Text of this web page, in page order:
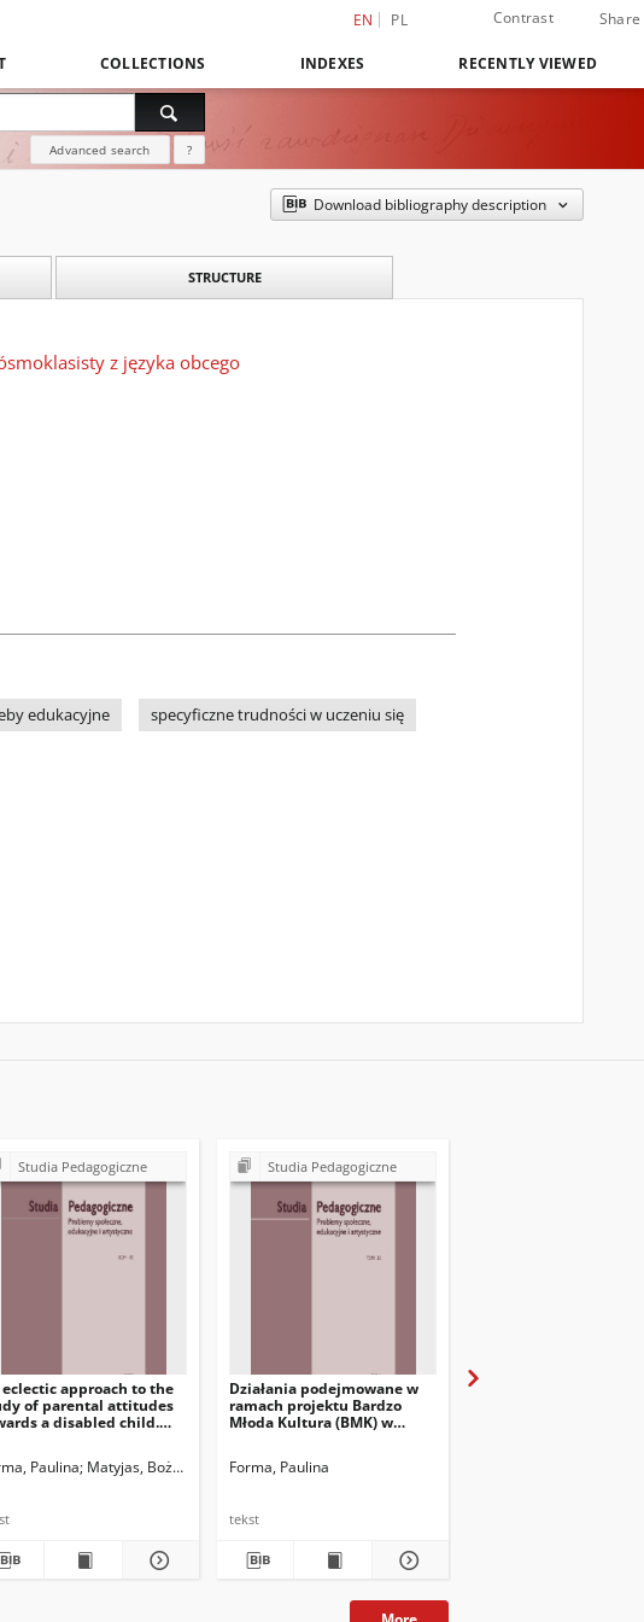
EN PL Contrast Share
COLLECTIONS INDEXES RECENTLY VIEWED
Advanced search ?
Download bibliography description
STRUCTURE
z języka obcego
edukacyjne specyficzne trudności w uczeniu się
Studia Pedagogiczne
eclectic approach to the
of parental attitudes
a disabled child.
Paulina Matyjas, Bożena. Red.
Studia Pedagogiczne
Działania podejmowane w
ramach projektu Bardzo
Młoda Kultura (BMK) w
kompetencji młodego
Forma, Paulina
tekst